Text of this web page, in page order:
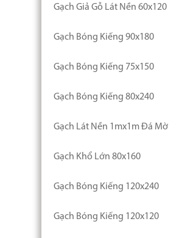
Gạch Giả Gỗ Lát Nền 60x120
Gạch Bóng Kiếng 90x180
Gạch Bóng Kiếng 75x150
Gạch Bóng Kiếng 80x240
Gạch Lát Nền 1mx1m Đá Mờ
Gạch Khổ Lớn 80x160
Gạch Bóng Kiếng 120x240
Gạch Bóng Kiếng 120x120